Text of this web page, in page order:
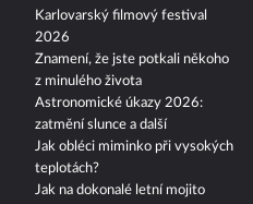
Karlovarský filmový festival
2026
Znamení, že jste potkali někoho
z minulého života
Astronomické úkazy 2026:
zatmění slunce a další
Jak obléci miminko při vysokých
teplotách?
Jak na dokonalé letní mojito